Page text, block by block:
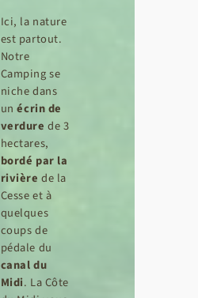
Ici, la nature
est partout.
Notre
Camping se
niche dans
unécrin de
verdurede 3
hectares,
bordé par la
rivière de la
Cesse et à
quelques
coups de
pédale du
canal du
Midi. La Côte